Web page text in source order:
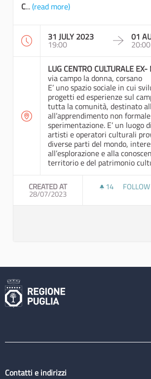
C...(read more)
31 JULY 2023
19:00
01
20:00
LUG CENTRO CULTURALE
via campo la donna, corsano
E’ uno spazio sociale in cui
progetti ed esperienze sul
tutta la comunità, destinato
all’apprendimento non
sperimentazione. E’ un luogo
artisti e operatori culturali
diverse parti del mondo,
all’esplorazione e alla
territorio e del patrimonio
CREATED AT
28/07/2023
14 14
FOLLOW
Contatti e indirizzi